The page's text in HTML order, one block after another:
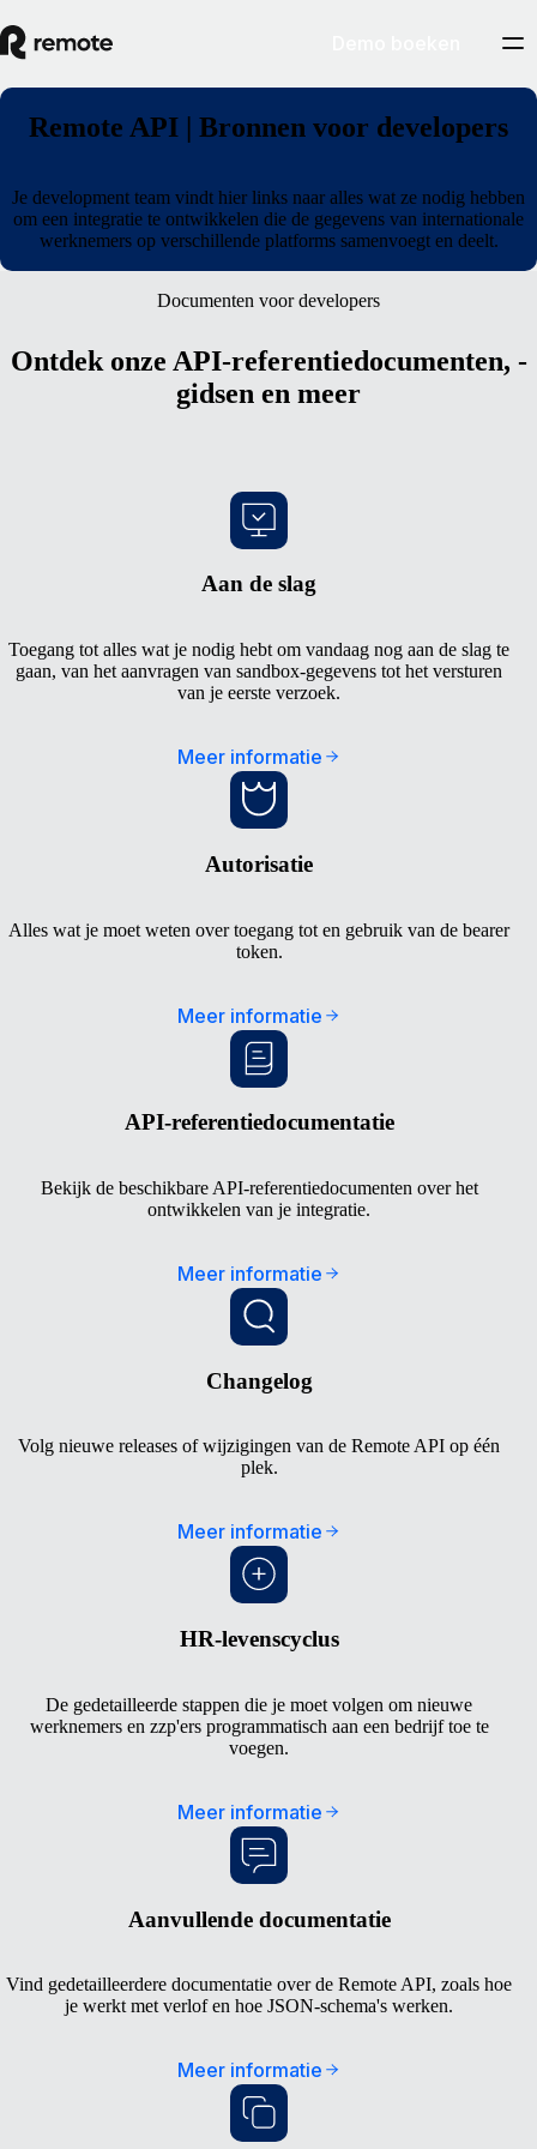
Remote API | Bronnen voor developers
Je development team vindt hier links naar alles wat ze nodig hebben
om een integratie te ontwikkelen die de gegevens van internationale
werknemers op verschillende platforms samenvoegt en deelt.
Documenten voor developers
Ontdek onze API-referentiedocumenten, -
gidsen en meer
Aan de slag
Toegang tot alles wat je nodig hebt om vandaag nog aan de slag te
gaan, van het aanvragen van sandbox-gegevens tot het versturen
van je eerste verzoek.
Meer informatie
Autorisatie
Alles wat je moet weten over toegang tot en gebruik van de bearer
token.
Meer informatie
API-referentiedocumentatie
Bekijk de beschikbare API-referentiedocumenten over het
ontwikkelen van je integratie.
Meer informatie
Changelog
Volg nieuwe releases of wijzigingen van de Remote API op één
plek.
Meer informatie
HR-levenscyclus
De gedetailleerde stappen die je moet volgen om nieuwe
werknemers en zzp'ers programmatisch aan een bedrijf toe te
voegen.
Meer informatie
Aanvullende documentatie
Vind gedetailleerdere documentatie over de Remote API, zoals hoe
je werkt met verlof en hoe JSON-schema's werken.
Meer informatie